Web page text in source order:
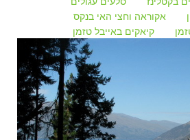
אקוראה וחצי האי בנקס
קיאקים באייבל טזמן